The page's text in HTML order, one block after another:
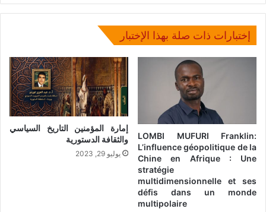
إختبارات ذات صلة بهذا الإختبار
LOMBI MUFURI Franklin:
L’influence géopolitique de la
Chine en Afrique : Une
stratégie
multidimensionnelle et ses
défis dans un monde
multipolaire
إمارة المؤمنين التاريخ السياسي
والثقافة الدستورية
يوليو 29, 2023